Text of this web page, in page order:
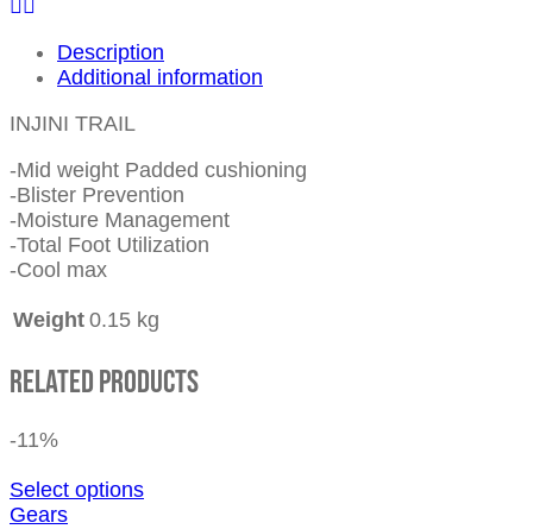
Description
Additional information
INJINI TRAIL
-Mid weight Padded cushioning
-Blister Prevention
-Moisture Management
-Total Foot Utilization
-Cool max
Weight 0.15 kg
Related Products
-11%
Select options
Gears